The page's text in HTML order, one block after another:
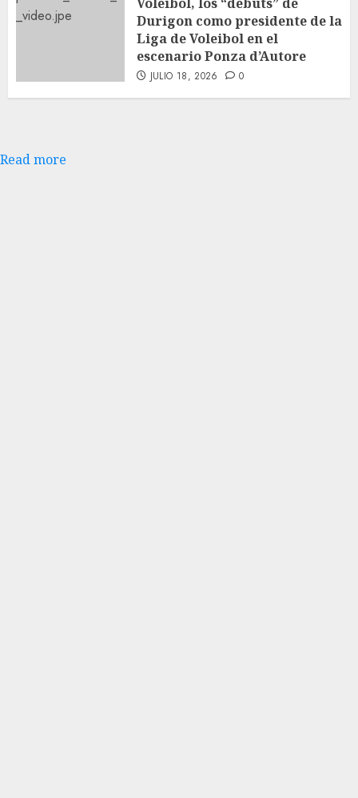
Durigon como presidente de la
Liga de Voleibol en el
escenario Ponza d’Autore
JULIO 18, 2026 0
Read more